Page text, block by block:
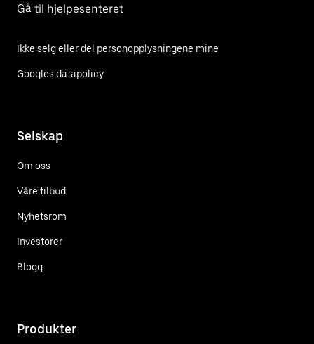
Gå til hjelpesenteret
Ikke selg eller del personopplysningene mine
Googles datapolicy
Selskap
Om oss
Våre tilbud
Nyhetsrom
Investorer
Blogg
Produkter